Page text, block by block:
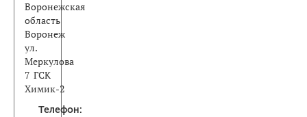
Воронежская
область
Воронеж
ул.
Меркулова
7 ГСК
Химик-2
Телефон: